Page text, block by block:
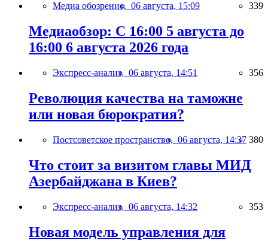
Медиа обозрение, 06 августа, 15:09 339
Медиаобзор: С 16:00 5 августа до
16:00 6 августа 2026 года
Экспресс-анализ, 06 августа, 14:51 356
Революция качества на таможне
или новая бюрократия?
Постсоветское пространство, 06 августа, 14:37 380
Что стоит за визитом главы МИД
Азербайджана в Киев?
Экспресс-анализ, 06 августа, 14:32 353
Новая модель управления для